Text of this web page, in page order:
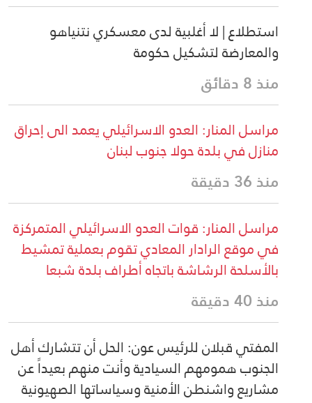
استطلاع | لا أغلبية لدى معسكري نتنياهو
والمعارضة لتشكيل حكومة
منذ 8 دقائق
مراسل المنار: العدو الاسرائيلي يعمد الى إحراق
منازل في بلدة حولا جنوب لبنان
منذ 36 دقيقة
مراسل المنار: قوات العدو الاسرائيلي المتمركزة
في موقع الرادار المعادي تقوم بعملية تمشيط
بالأسلحة الرشاشة باتجاه أطراف بلدة شبعا
منذ 40 دقيقة
المفتي قبلان للرئيس عون: الحل أن تتشارك أهل
الجنوب همومهم السيادية وأنت منهم بعيداً عن
مشاريع واشنطن الأمنية وسياساتها الصهيونية